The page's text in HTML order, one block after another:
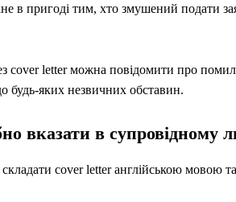
в пригоді тим, хто змушений подати
cover letter можна повідомити про
будь-яких незвичних обставин.
вказати в супровідному
складати cover letter англійською мовою